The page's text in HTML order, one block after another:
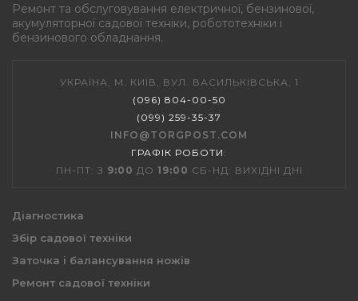
Ремонт та обслуговування електричної, бензинової,
акумуляторної садової техніки, робототехніки і
бензинового обладнання.
УКРАЇНА, М. КИЇВ, ВУЛ. ВАСИЛЬКІВСЬКА, 1
(096) 804-00-50
(099) 259-35-37
INFO@TORGPOST.COM
ГРАФІК РОБОТИ :
ПН-ПТ: З 9:00 ДО 19:00 СБ-НД: ВИХІДНІ ДНІ
Діагностика
Збір садової техніки
Заточка і балансування ножів
Ремонт садової техніки